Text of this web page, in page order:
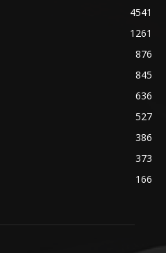
4541
1261
876
845
636
527
386
373
166